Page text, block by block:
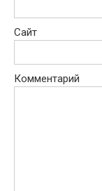
Сайт
Комментарий